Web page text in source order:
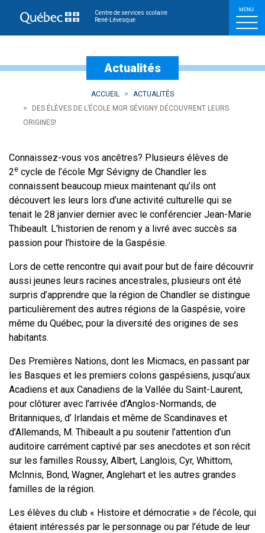
Centre de services scolaire
René-Lévesque
Des élèves de l’école
Actualités
ACCUEIL
ACTUALITÉS
DES ÉLÈVES DE L’ÉCOLE MGR SÉVIGNY DÉCOUVRENT LEURS
ORIGINES!
Connaissez-vous vos ancêtres? Plusieurs élèves de
2e cycle de l’école Mgr Sévigny de Chandler les
connaissent beaucoup mieux maintenant qu’ils ont
découvert les leurs lors d’une activité culturelle qui se
tenait le 28 janvier dernier avec le conférencier Jean-Marie
Thibeault. L’historien de renom y a livré avec succès sa
passion pour l’histoire de la Gaspésie.
Lors de cette rencontre qui avait pour but de faire découvrir
aussi jeunes leurs racines ancestrales, plusieurs ont été
surpris d’apprendre que la région de Chandler se distingue
particulièrement des autres régions de la Gaspésie, voire
même du Québec, pour la diversité des origines de ses
habitants.
Des Premières Nations, dont les Micmacs, en passant par
les Basques et les premiers colons gaspésiens, jusqu’aux
Acadiens et aux Canadiens de la Vallée du Saint-Laurent,
pour clôturer avec l’arrivée d’Anglos-Normands, de
Britanniques, d’ Irlandais et même de Scandinaves et
d’Allemands, M. Thibeault a pu soutenir l’attention d’un
auditoire carrément captivé par ses anecdotes et son récit
sur les familles Roussy, Albert, Langlois, Cyr, Whittom,
McInnis, Bond, Wagner, Anglehart et les autres grandes
familles de la région.
Les élèves du club « Histoire et démocratie » de l’école, qui
étaient intéressés par le personnage ou par l’étude de leur